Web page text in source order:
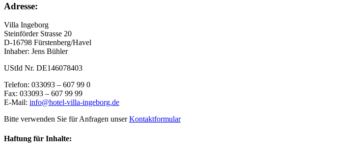
Adresse:
Villa Ingeborg
Steinförder Strasse 20
D-16798 Fürstenberg/Havel
Inhaber: Jens Bühler
UStId Nr. DE146078403
Telefon: 033093 – 607 99 0
Fax: 033093 – 607 99 99
E-Mail: info@hotel-villa-ingeborg.de
Bitte verwenden Sie für Anfragen unserKontaktformular
Haftung für Inhalte: